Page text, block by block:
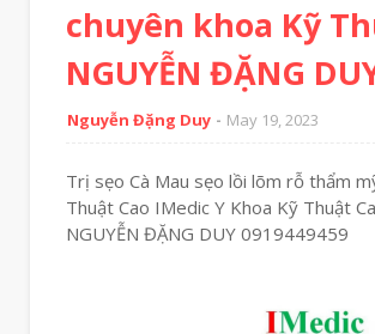
chuyên khoa Kỹ
NGUYỄN ĐẶNG
Nguyễn Đặng Duy May 19, 2023
Trị sẹo Cà Mau sẹo lồi lõm rỗ thẩm
Thuật Cao IMedic Y Khoa Kỹ Thuật
NGUYỄN ĐẶNG DUY 0919449459